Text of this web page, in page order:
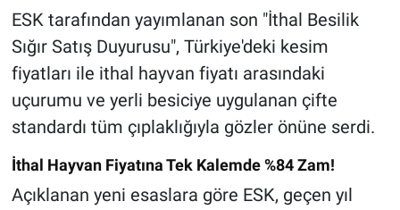
ESK tarafından yayımlanan son "İthal Besilik
Sığır Satış Duyurusu", Türkiye'deki kesim
fiyatları ile ithal hayvan fiyatı arasındaki
uçurumu ve yerli besiciye uygulanan çifte
standardı tüm çıplaklığıyla gözler önüne serdi.
İthal Hayvan Fiyatına Tek Kalemde %84 Zam!
Açıklanan yeni esaslara göre ESK, geçen yıl